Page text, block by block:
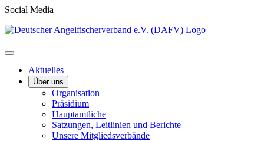
Social Media
Aktuelles
Über uns
Organisation
Präsidium
Hauptamtliche
Satzungen, Leitlinien und Berichte
Unsere Mitgliedsverbände